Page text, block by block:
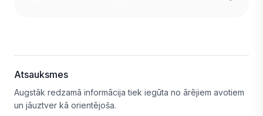
Atsauksmes
Augstāk redzamā informācija tiek iegūta no ārējiem avotiem
un jāuztver kā orientējoša.